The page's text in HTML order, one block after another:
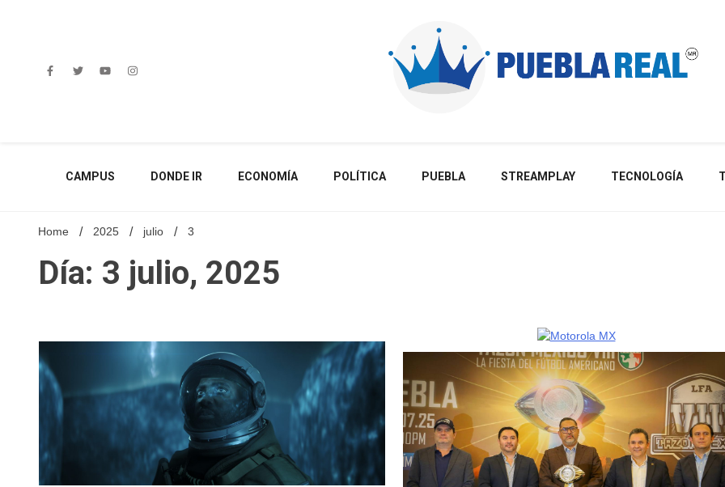
CAMPUS DONDE IR ECONOMÍA POLÍTICA PUEBLA STREAMPLAY TECNOLOGÍA
Home 2025 julio 3
Día: 3 julio, 2025